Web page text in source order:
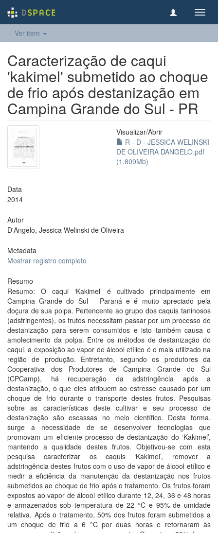
Ver item
Caracterização de caqui
'kakimel' submetido ao choque
de frio após destanização em
Campina Grande do Sul - PR
Visualizar/Abrir
R - D - JESSICA WELINSKI
DE OLIVEIRA DANGELO.pdf
(1.809Mb)
Data
2014
Autor
D'Angelo, Jessica Welinski de Oliveira
Metadata
Mostrar registro completo
Resumo
Resumo: O caqui ‘Kakimel’ é cultivado principalmente em
Campina Grande do Sul – Paraná e é muito apreciado pela
doçura de sua polpa. Pertencente ao grupo dos caquis taninosos
(adstringentes), os frutos necessitam passar por um processo de
destanização para serem consumidos e isto também causa o
amolecimento da polpa. Entre os métodos de destanização do
caqui, a exposição ao vapor de álcool etílico é o mais utilizado na
região de produção. Entretanto, segundo os produtores da
Cooperativa dos Produtores de Campina Grande do Sul
(CPCamp), há recuperação da adstringência após a
destanização, o que eles atribuem ao estresse causado por um
choque de frio durante o transporte destes frutos. Pesquisas
sobre as características deste cultivar e seu processo de
destanização são escassas no meio científico. Desta forma,
surge a necessidade de se desenvolver tecnologias que
promovam um eficiente processo de destanização do ‘Kakimel’,
mantendo a qualidade destes frutos. Objetivou-se com esta
pesquisa caracterizar os caquis ‘Kakimel’, remover a
adstringência destes frutos com o uso de vapor de álcool etílico e
medir a eficiência da manutenção da destanização nos frutos
submetidos ao choque de frio após o tratamento. Os frutos foram
expostos ao vapor de álcool etílico durante 12, 24, 36 e 48 horas
e armazenados sob temperatura de 22 °C e 95% de umidade
relativa. Após o tratamento, 50% dos frutos foram submetidos a
um choque de frio a 6 °C por duas horas e retornaram às